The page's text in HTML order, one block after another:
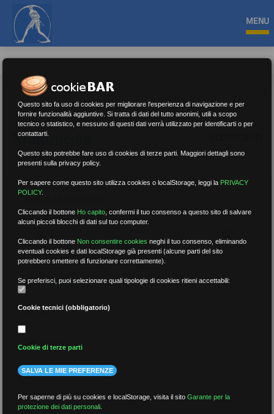
MENU
Multimedia
CERCA MULTIMEDIA:
per tipologia
Video
Gallery
Tutti
per tag
Questo sito fa uso di cookies per migliorare l'esperienza di navigazione e per
fornire funzionalità aggiuntive. Si tratta di dati del tutto anonimi, utili a scopo
tecnico o statistico, e nessuno di questi dati verrà utilizzato per identificarti o per
contattarti.
Questo sito potrebbe fare uso di cookies di terze parti. Maggiori dettagli sono
presenti sulla privacy policy.
Per sapere come questo sito utilizza cookies o localStorage, leggi la PRIVACY
POLICY.
Cliccando il bottone Ho capito,confermi il tuo consenso a questo sito di salvare
alcuni piccoli blocchi di dati sul tuo computer.
Cliccando il bottone Non consentire cookies neghi il tuo consenso, eliminando
eventuali cookies e dati localStorage già presenti (alcune parti del sito
potrebbero smettere di funzionare correttamente).
Se preferisci, puoi selezionare quali tipologie di cookies ritieni accettabili:
Cookie tecnici (obbligatorio)
Cookie di terze parti
SALVA LE MIE PREFERENZE
Per saperne di più su cookies e localStorage, visita il sitoGarante per la
protezione dei dati personali.